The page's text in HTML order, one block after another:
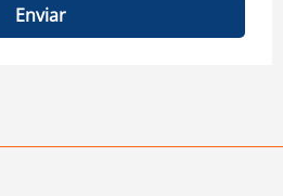
Enviar